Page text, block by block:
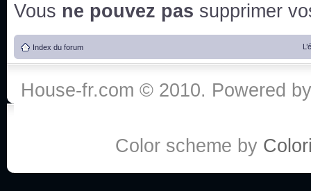
Vous ne pouvez pas supprimer
Index du forum
House-fr.com © 2010. Powered
Color scheme by